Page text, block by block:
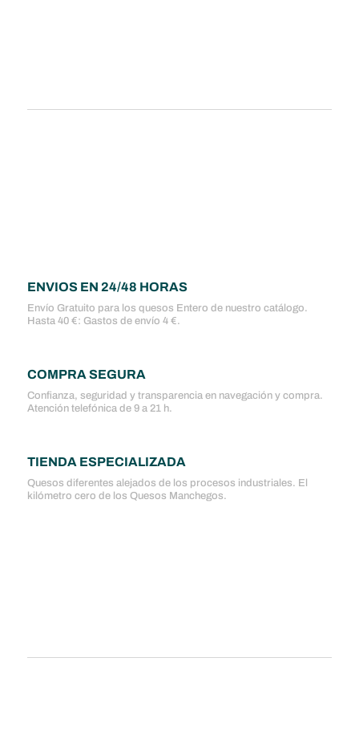
ENVIOS EN 24/48 HORAS
Envío Gratuito para los quesos Entero de nuestro catálogo.
Hasta 40 €: Gastos de envío 4 €.
COMPRA SEGURA
Confianza, seguridad y transparencia en navegación y compra.
Atención telefónica de 9 a 21 h.
TIENDA ESPECIALIZADA
Quesos diferentes alejados de los procesos industriales. El
kilómetro cero de los Quesos Manchegos.